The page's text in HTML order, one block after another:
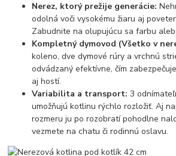
Nerez, ktorý prežije generácie:
odolná voči vysokému žiaru aj
Zabudnite na olupujúcu sa farbu
Kompletný dymovod (Všetko v
koleno, dve dymové rúry a vrchnú
odvádzaný efektívne, čím
aj hostí.
Variabilita a transport: 3
umožňujú kotlinu rýchlo rozložiť. Aj
rozmeru ju po rozobratí pohodlne
vezmete na chatu či rodinnú oslavu.